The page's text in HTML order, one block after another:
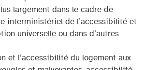
largement dans le cadre de
interministériel de l’accessibilité et
universelle ou dans d’autres
et l’accessibilité du logement aux